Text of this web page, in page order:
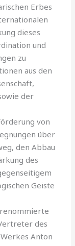
Erbes
dieses
und
zu
aus den
der
von
über
den Abbau
des
Geiste
des
Anton